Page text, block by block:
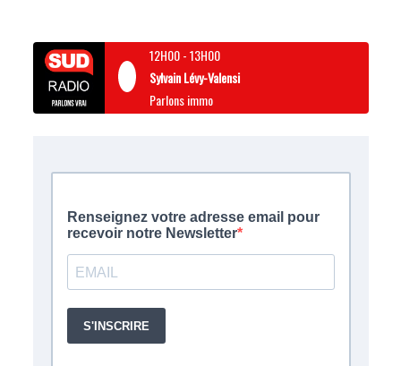
12H00-13H00
Sylvain Lévy-Valensi
Parlons immo